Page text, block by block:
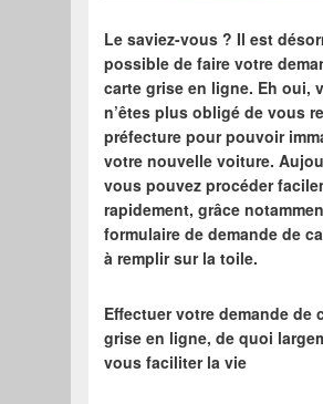
Le saviez-vous ? Il est
possible de faire votre
carte grise en ligne. Eh oui,
n’êtes plus obligé de vous
préfecture pour pouvoir
votre nouvelle voiture.
vous pouvez procéder
rapidement, grâce
formulaire de demande de
à remplir sur la toile.
Effectuer votre demande de
grise en ligne, de quoi
vous faciliter la vie